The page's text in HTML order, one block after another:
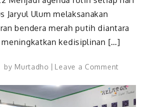
Jaryul Ulum melaksanakan
bendera merah putih diantara
meningkatkan kedisiplinan […]
by Murtadho Leave a Commenton